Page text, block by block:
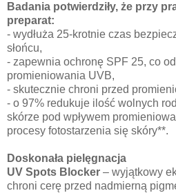
Badania potwierdziły, że przy
preparat:
- wydłuża 25-krotnie czas
słońcu,
- zapewnia ochronę SPF 25, co
promieniowania UVB,
- skutecznie chroni przed
- o 97% redukuje ilość wolnych
skórze pod wpływem
procesy fotostarzenia się skóry**.
Doskonała pielęgnacja
UV Spots Blocker – wyjątkowy
chroni cerę przed nadmierną